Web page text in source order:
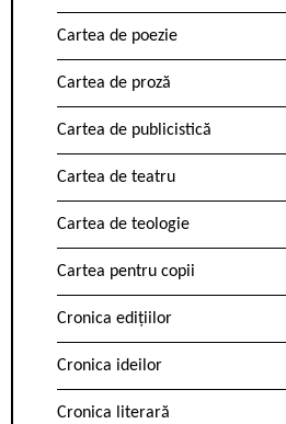
Cartea de poezie
Cartea de proză
Cartea de publicistică
Cartea de teatru
Cartea de teologie
Cartea pentru copii
Cronica edițiilor
Cronica ideilor
Cronica literară